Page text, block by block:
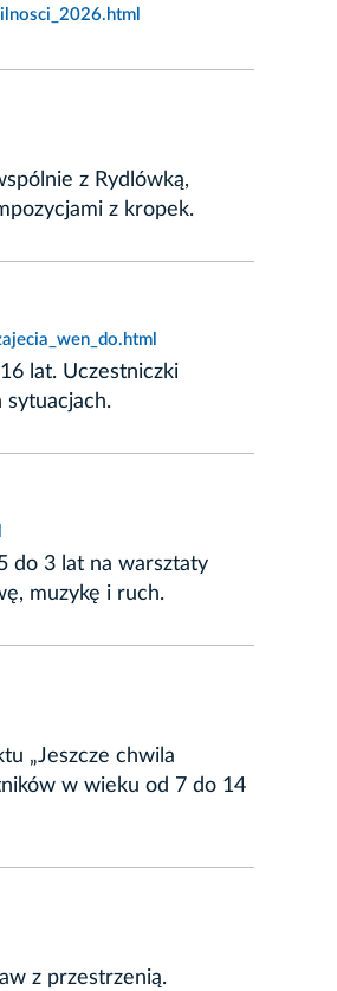
z Rydlówką,
z kropek.
lat. Uczestniczki
sytuacjach.
do 3 lat na warsztaty
muzykę i ruch.
„Jeszcze chwila
w wieku od 7 do 14
z przestrzenią.